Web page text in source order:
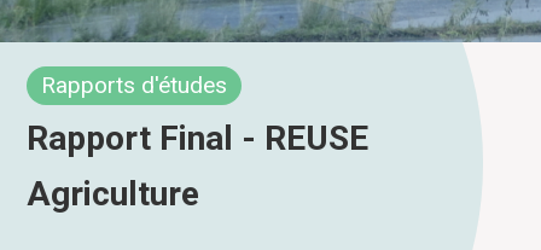
Rapports d'études
Rapport Final - REUSE
Agriculture